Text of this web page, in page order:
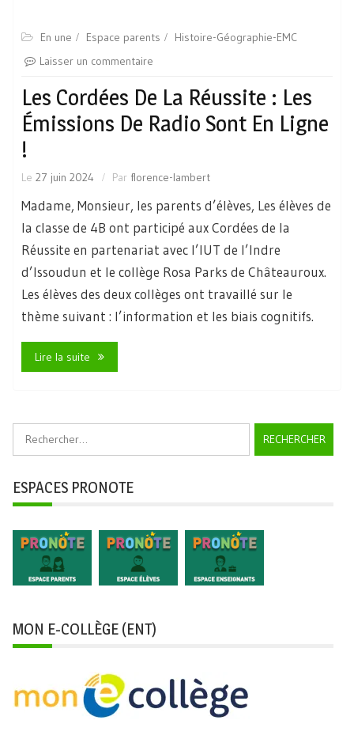
En une Espace parents
Histoire-Géographie-EMC
Laisser un commentaire
Les Cordées De La Réussite : Les
Émissions De Radio Sont En Ligne
!
Le 27 juin 2024 Par florence-lambert
Madame, Monsieur, les parents d’élèves, Les élèves de
la classe de 4B ont participé aux Cordées de la
Réussite en partenariat avec l’IUT de l’Indre
d’Issoudun et le collège Rosa Parks de Châteauroux.
Les élèves des deux collèges ont travaillé sur le
thème suivant : l’information et les biais cognitifs.
Lire la suite
ESPACES PRONOTE
MON E-COLLÈGE (ENT)